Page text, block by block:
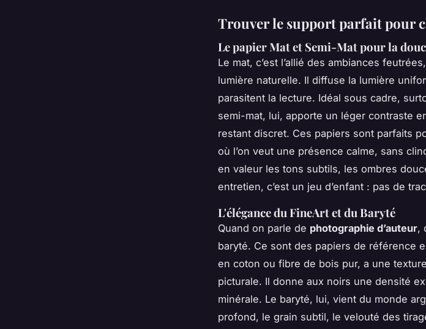
Trouver le support parfait pour
Le papier Mat et Semi-Mat pour la
Le mat, c’est l’allié des ambiances
lumière naturelle. Il diffuse la lumière
parasitent la lecture. Idéal sous cadre,
semi-mat, lui, apporte un léger contraste
restant discret. Ces papiers sont parfaits
où l’on veut une présence calme, sans
en valeur les tons subtils, les ombres
entretien, c’est un jeu d’enfant : pas de
L'élégance du FineArt et du Baryté
Quand on parle de photographie d’auteur,
baryté. Ce sont des papiers de référence
en coton ou fibre de bois pur, a une
picturale. Il donne aux noirs une densité
minérale. Le baryté, lui, vient du monde
profond, le grain subtil, le velouté des